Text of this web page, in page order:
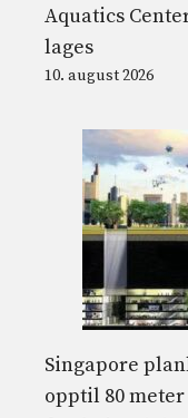
Aquatics
lages
10. august 2026
Singapore
opptil 80